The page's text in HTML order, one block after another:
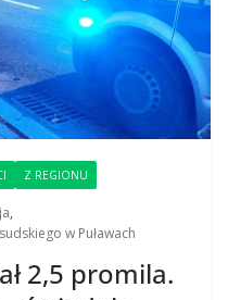
Z REGIONU
,
w Puławach
2,5 promila.